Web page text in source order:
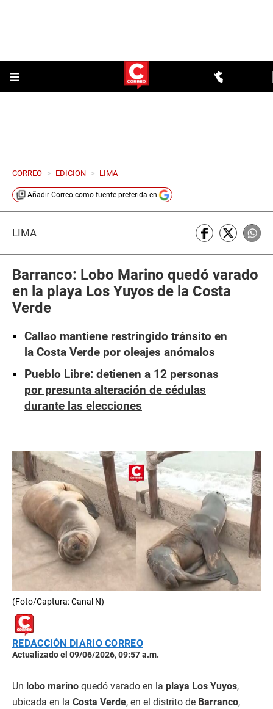
CORREO > EDICION > LIMA
Añadir Correo como fuente preferida en
LIMA
Barranco: Lobo Marino quedó varado
en la playa Los Yuyos de la Costa
Verde
Callao mantiene restringido tránsito en
la Costa Verde por oleajes anómalos
Pueblo Libre: detienen a 12 personas
por presunta alteración de cédulas
durante las elecciones
(Foto/Captura: Canal N)
REDACCIÓN DIARIO CORREO
Actualizado el 09/06/2026, 09:57 a.m.
Un lobo marino quedó varado en la playa Los Yuyos,
ubicada en la Costa Verde, en el distrito de Barranco,